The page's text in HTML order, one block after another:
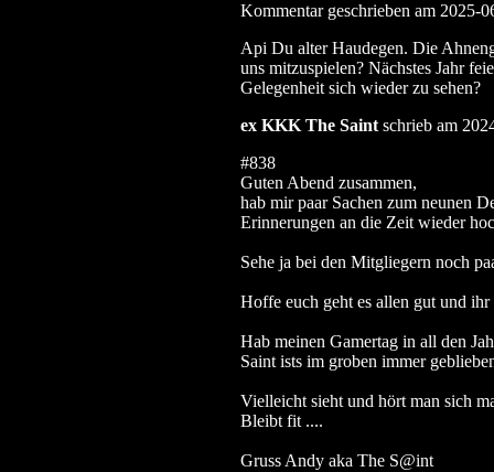
Kommentar geschrieben am
Api Du alter Haudegen. Die
uns mitzuspielen? Nächstes Jahr
Gelegenheit sich wieder zu sehen?
ex KKK The Saint schrieb am
#838
Guten Abend zusammen,
hab mir paar Sachen zum neunen
Erinnerungen an die Zeit wieder
Sehe ja bei den Mitgliegern noch
Hoffe euch geht es allen gut und ihr
Hab meinen Gamertag in all den
Saint ists im groben immer
Vielleicht sieht und hört man sich
Bleibt fit ....
Gruss Andy aka The S@int